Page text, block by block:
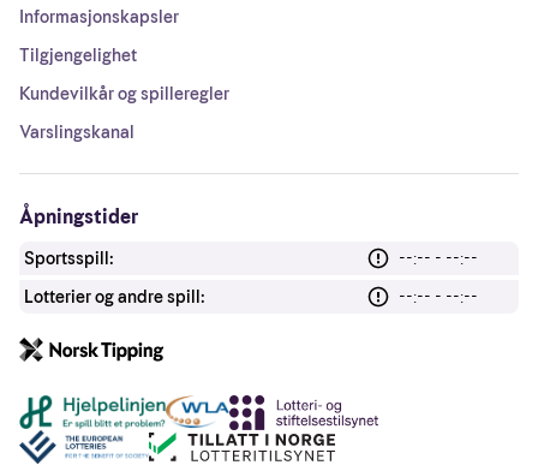
Informasjonskapsler
Tilgjengelighet
Kundevilkår og spilleregler
Varslingskanal
Åpningstider
Sportsspill:
--:-- - --:--
Lotterier og andre spill:
--:-- - --:--
Andre lenker